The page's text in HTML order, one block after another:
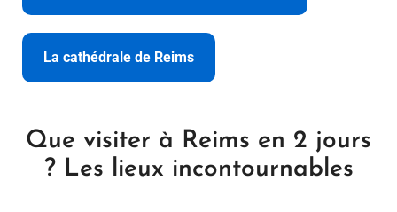
La cathédrale de Reims
Que visiter à Reims en 2 jours
? Les lieux incontournables